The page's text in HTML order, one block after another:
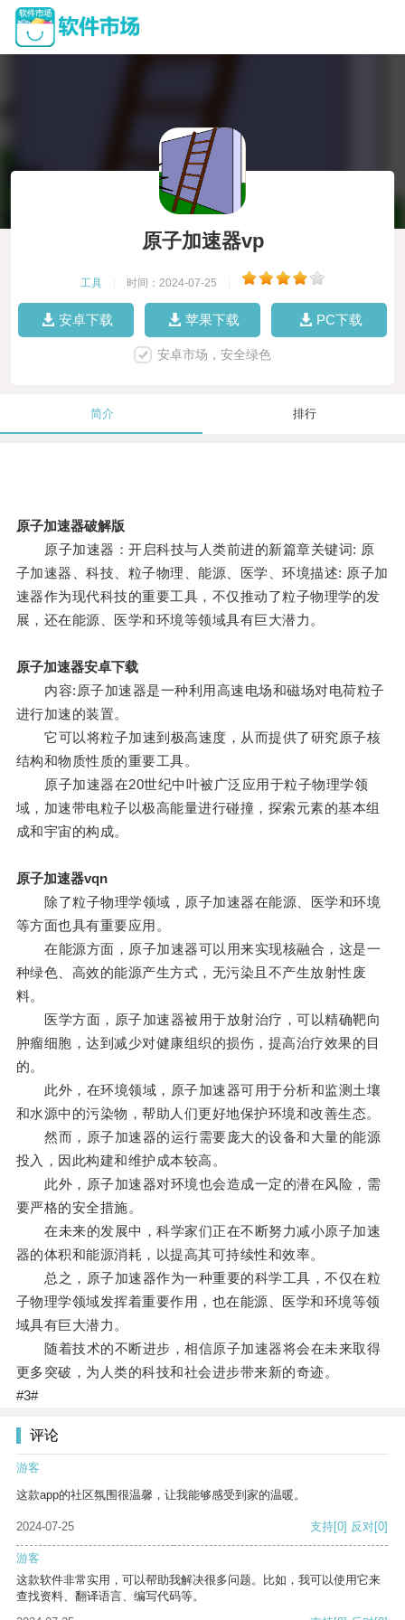
原子加速器vp
工具 时间：2024-07-25
安卓下载 苹果下载 PC下载
安卓市场，安全绿色
简介 排行
原子加速器破解版
原子加速器：开启科技与人类前进的新篇章关键词: 原
子加速器、科技、粒子物理、能源、医学、环境描述: 原子加
速器作为现代科技的重要工具，不仅推动了粒子物理学的发
展，还在能源、医学和环境等领域具有巨大潜力。
原子加速器安卓下载
内容:原子加速器是一种利用高速电场和磁场对电荷粒子
进行加速的装置。
它可以将粒子加速到极高速度，从而提供了研究原子核
结构和物质性质的重要工具。
原子加速器在20世纪中叶被广泛应用于粒子物理学领
域，加速带电粒子以极高能量进行碰撞，探索元素的基本组
成和宇宙的构成。
原子加速器vqn
除了粒子物理学领域，原子加速器在能源、医学和环境
等方面也具有重要应用。
在能源方面，原子加速器可以用来实现核融合，这是一
种绿色、高效的能源产生方式，无污染且不产生放射性废
料。
医学方面，原子加速器被用于放射治疗，可以精确靶向
肿瘤细胞，达到减少对健康组织的损伤，提高治疗效果的目
的。
此外，在环境领域，原子加速器可用于分析和监测土壤
和水源中的污染物，帮助人们更好地保护环境和改善生态。
然而，原子加速器的运行需要庞大的设备和大量的能源
投入，因此构建和维护成本较高。
此外，原子加速器对环境也会造成一定的潜在风险，需
要严格的安全措施。
在未来的发展中，科学家们正在不断努力减小原子加速
器的体积和能源消耗，以提高其可持续性和效率。
总之，原子加速器作为一种重要的科学工具，不仅在粒
子物理学领域发挥着重要作用，也在能源、医学和环境等领
域具有巨大潜力。
随着技术的不断进步，相信原子加速器将会在未来取得
更多突破，为人类的科技和社会进步带来新的奇迹。
#3#
评论
游客
这款app的社区氛围很温馨，让我能够感受到家的温暖。
2024-07-25 支持[0] 反对[0]
游客
这款软件非常实用，可以帮助我解决很多问题。比如，我可以使用它来
查找资料、翻译语言、编写代码等。